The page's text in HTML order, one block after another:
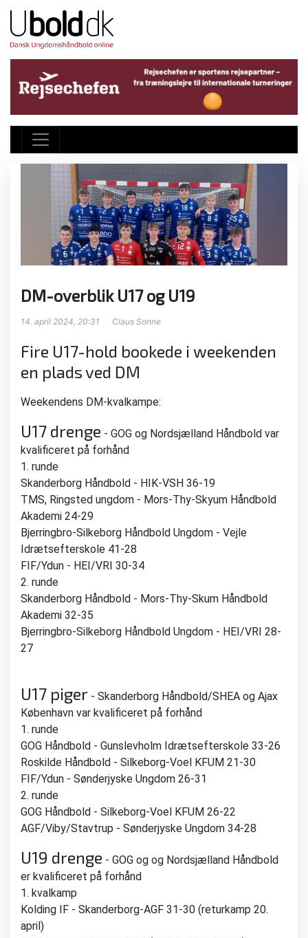
DM-overblik U17 og U19
14. april 2024, 20:31 Claus Sonne
Fire U17-hold bookede i weekenden
en plads ved DM
Weekendens DM-kvalkampe:
U17 drenge - GOG og Nordsjælland Håndbold var
kvalificeret på forhånd
1. runde
Skanderborg Håndbold - HIK-VSH 36-19
TMS, Ringsted ungdom - Mors-Thy-Skyum Håndbold
Akademi 24-29
Bjerringbro-Silkeborg Håndbold Ungdom - Vejle
Idrætsefterskole 41-28
FIF/Ydun - HEI/VRI 30-34
2. runde
Skanderborg Håndbold - Mors-Thy-Skum Håndbold
Akademi 32-35
Bjerringbro-Silkeborg Håndbold Ungdom - HEI/VRI 28-
27
U17 piger - Skanderborg Håndbold/SHEA og Ajax
København var kvalificeret på forhånd
1. runde
GOG Håndbold - Gunslevholm Idrætsefterskole 33-26
Roskilde Håndbold - Silkeborg-Voel KFUM 21-30
FIF/Ydun - Sønderjyske Ungdom 26-31
2. runde
GOG Håndbold - Silkeborg-Voel KFUM 26-22
AGF/Viby/Stavtrup - Sønderjyske Ungdom 34-28
U19 drenge - GOG og og Nordsjælland Håndbold
er kvalificeret på forhånd
1. kvalkamp
Kolding IF - Skanderborg-AGF 31-30 (returkamp 20.
april)